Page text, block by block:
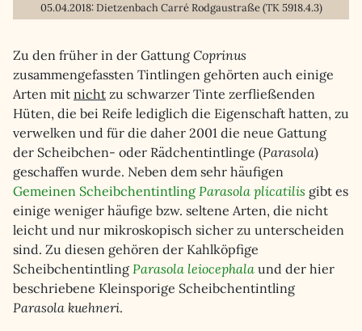
05.04.2018: Dietzenbach Carré Rodgaustraße (TK 5918.4.3)
Zu den früher in der Gattung Coprinus
zusammengefassten Tintlingen gehörten auch einige
Arten mit nicht zu schwarzer Tinte zerfließenden
Hüten, die bei Reife lediglich die Eigenschaft hatten, zu
verwelken und für die daher 2001 die neue Gattung
der Scheibchen- oder Rädchentintlinge (Parasola)
geschaffen wurde. Neben dem sehr häufigen
Gemeinen Scheibchentintling Parasola plicatilis gibt es
einige weniger häufige bzw. seltene Arten, die nicht
leicht und nur mikroskopisch sicher zu unterscheiden
sind. Zu diesen gehören der Kahlköpfige
Scheibchentintling Parasola leiocephala und der hier
beschriebene Kleinsporige Scheibchentintling
Parasola kuehneri.